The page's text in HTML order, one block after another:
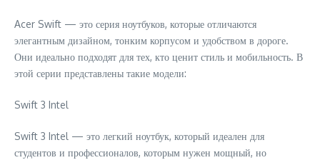
Acer Swift — это серия ноутбуков, которые отличаются
элегантным дизайном, тонким корпусом и удобством в дороге.
Они идеально подходят для тех, кто ценит стиль и мобильность. В
этой серии представлены такие модели:
Swift 3 Intel
Swift 3 Intel — это легкий ноутбук, который идеален для
студентов и профессионалов, которым нужен мощный, но